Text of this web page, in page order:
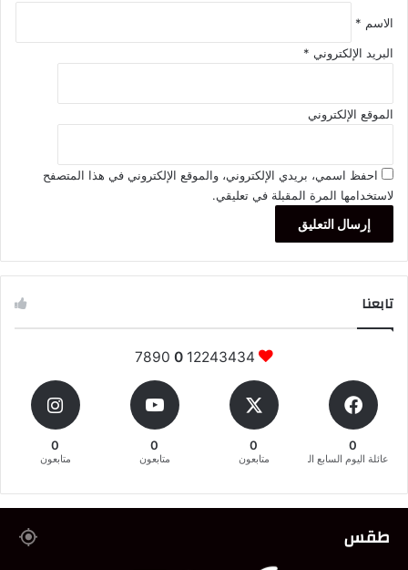
الاسم *
البريد الإلكتروني *
الموقع الإلكتروني
احفظ اسمي، بريدي الإلكتروني، والموقع الإلكتروني في هذا المتصفح
لاستخدامها المرة المقبلة في تعليقي.
تابعنا
12243434
0
0
عائلة اليوم السابع المغربية
0
متابعون
0
متابعون
0
متابعون
طقس